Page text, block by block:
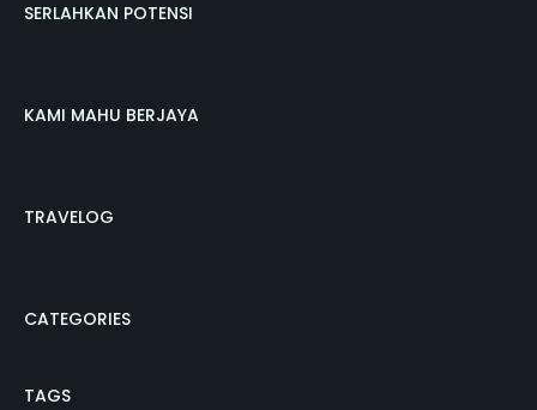
SERLAHKAN POTENSI
KAMI MAHU BERJAYA
TRAVELOG
CATEGORIES
TAGS